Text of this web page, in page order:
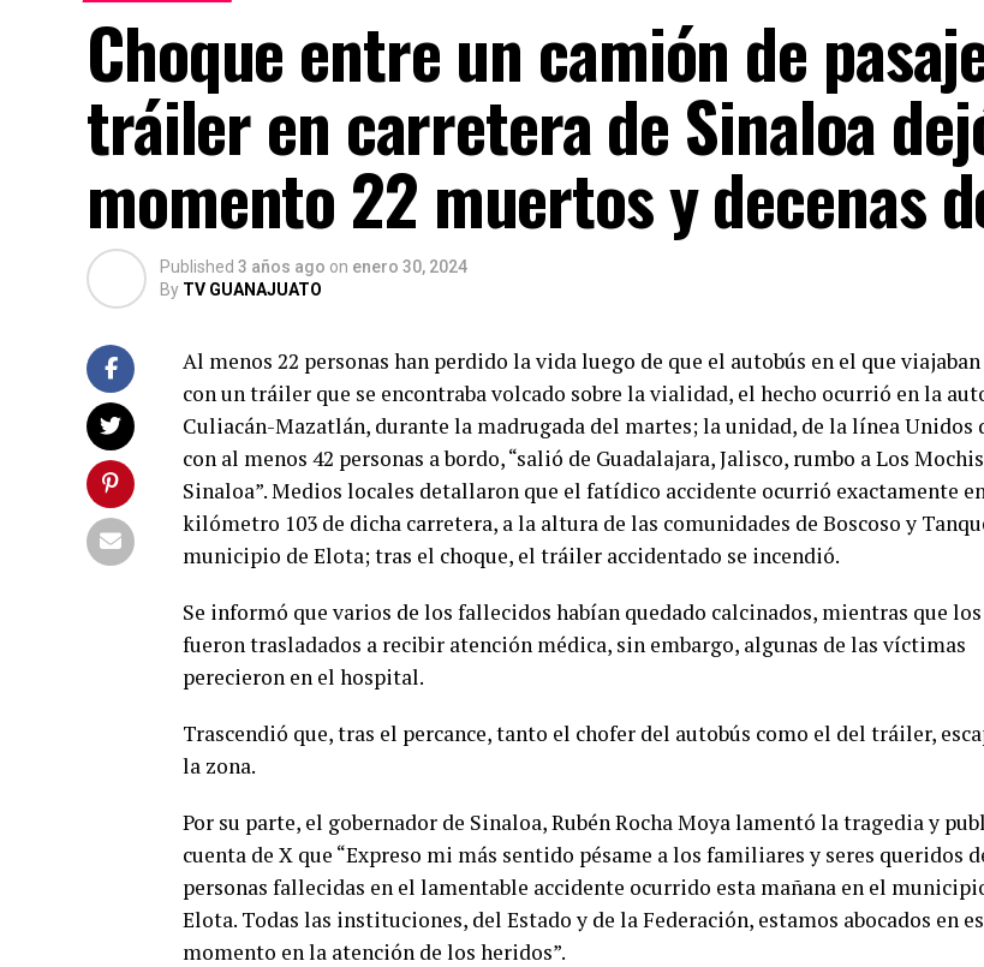
Choque entre un camión de
tráiler en carretera de Sinaloa
momento 22 muertos y decenas
Published 3 años ago on enero 30, 2024
By TV GUANAJUATO
Al menos 22 personas han perdido la vida luego de que el autobús en el que
con un tráiler que se encontraba volcado sobre la vialidad, el hecho ocurrió en la
Culiacán-Mazatlán, durante la madrugada del martes; la unidad, de la línea Unidos
con al menos 42 personas a bordo, “salió de Guadalajara, Jalisco, rumbo a Los
Sinaloa”. Medios locales detallaron que el fatídico accidente ocurrió exactamente
kilómetro 103 de dicha carretera, a la altura de las comunidades de Boscoso y
municipio de Elota; tras el choque, el tráiler accidentado se incendió.
Se informó que varios de los fallecidos habían quedado calcinados, mientras que
fueron trasladados a recibir atención médica, sin embargo, algunas de las víctimas
perecieron en el hospital.
Trascendió que, tras el percance, tanto el chofer del autobús como el del tráiler,
la zona.
Por su parte, el gobernador de Sinaloa, Rubén Rocha Moya lamentó la tragedia y
cuenta de X que “Expreso mi más sentido pésame a los familiares y seres queridos
personas fallecidas en el lamentable accidente ocurrido esta mañana en el
Elota. Todas las instituciones, del Estado y de la Federación, estamos abocados en
momento en la atención de los heridos”.